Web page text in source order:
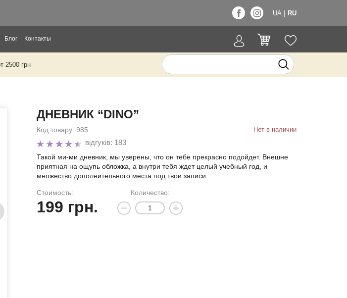
UA | RU
Блог Контакты
2500 грн
ДНЕВНИК “DINO”
Код товару: 985 Нет в наличии
відгуків: 183
Такой ми-ми дневник, мы уверены, что он тебе прекрасно подойдет. Внешне
приятная на ощупь обложка, а внутри тебя ждет целый учебный год, и
множество дополнительного места под твои записи.
Стоимость:
199 грн.
Количество: